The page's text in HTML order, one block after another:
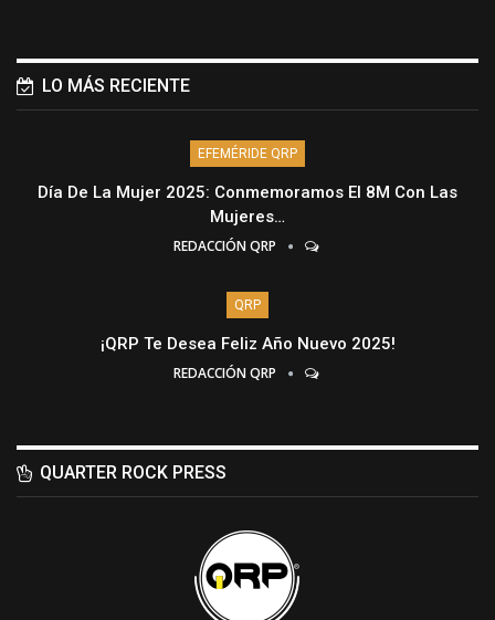
LO MÁS RECIENTE
EFEMÉRIDE QRP
Día De La Mujer 2025: Conmemoramos El 8M Con Las
Mujeres…
REDACCIÓN QRP
QRP
¡QRP Te Desea Feliz Año Nuevo 2025!
REDACCIÓN QRP
QUARTER ROCK PRESS